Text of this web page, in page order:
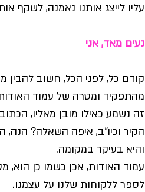
עליו לייצג אותנו נאמנה, לשקף
נעים מאד, אני
קודם כל, לפני הכל, חשוב להבין
מהתפקיד ומטרה של עמוד
זה נשמע כאילו מובן מאליו,
הקיר וכיו"ב, איפה השאלה? הנה,
והיא בעיקר במקומה.
עמוד האודות, אכן כשמו כן הוא,
לספר ללקוחות שלנו על עצמנו.